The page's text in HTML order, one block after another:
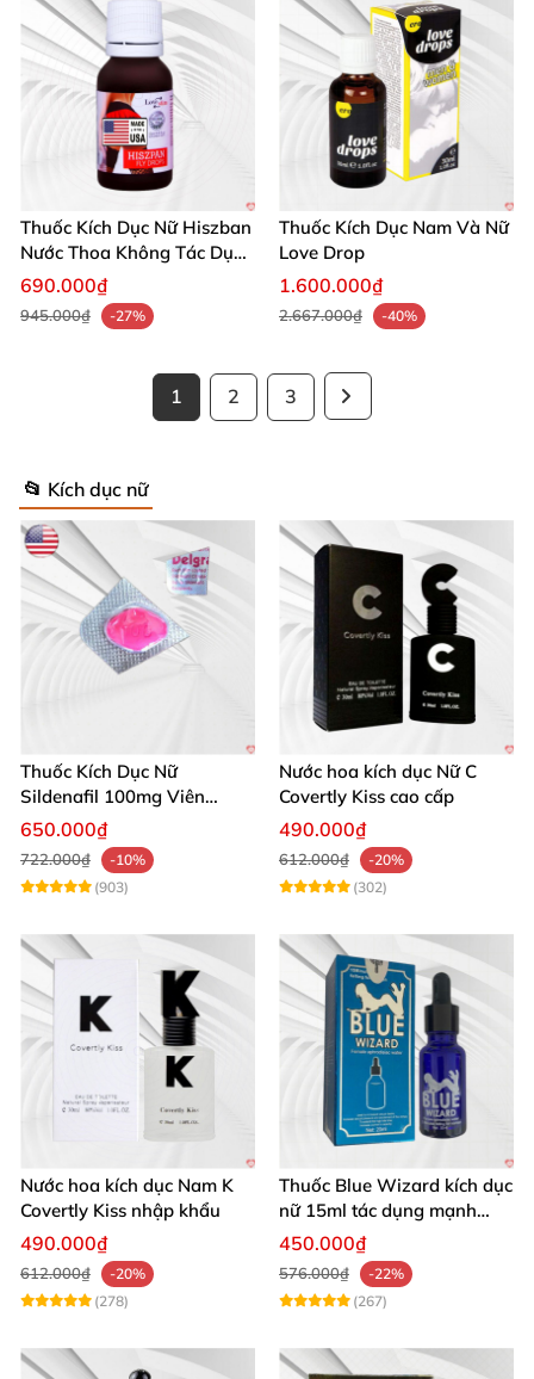
Thuốc Kích Dục Nữ Hiszban
Nước Thoa Không Tác Dụng
Phụ
690.000₫
945.000₫ -27%
Thuốc Kích Dục Nam Và Nữ
Love Drop
1.600.000₫
2.667.000₫ -40%
1 2 3
📂 Kích dục nữ
Thuốc Kích Dục Nữ
Sildenafil 100mg Viên
Hồng Chính Hãng Mỹ Xách
650.000₫
722.000₫
-10%
(903)
Nước hoa kích dục Nữ C
Covertly Kiss cao cấp
490.000₫
612.000₫
-20%
(302)
Nước hoa kích dục Nam K
Covertly Kiss nhập khẩu
490.000₫
612.000₫
-20%
(278)
Thuốc Blue Wizard kích dục
nữ 15ml tác dụng mạnh
chính hãng
450.000₫
576.000₫
-22%
(267)